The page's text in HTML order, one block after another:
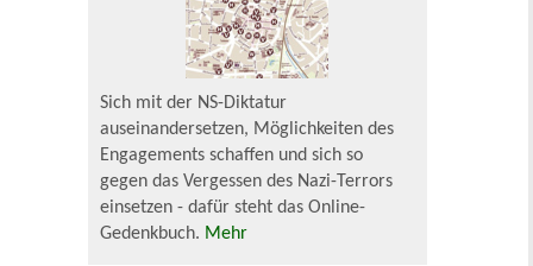
Sich mit der NS-Diktatur
auseinandersetzen, Möglichkeiten des
Engagements schaffen und sich so
gegen das Vergessen des Nazi-Terrors
einsetzen - dafür steht das Online-
Gedenkbuch. Mehr